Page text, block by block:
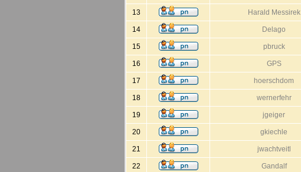
13 Harald Messirek
14 Delago
15 pbruck
16 GPS
17 hoerschdom
18 wernerfehr
19 jgeiger
20 gkiechle
21 jwachtveitl
22 Gandalf